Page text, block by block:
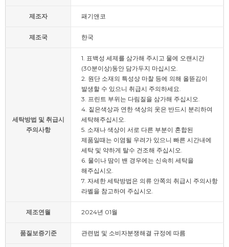
제조자 패기앤코
제조국 한국
세탁방법 및 취급시
주의사항
1. 표백성 세제를 삼가해 주시고 물에 오랜시간
(30분이상)동안 담가두지 마십시오.
2. 원단 소재의 특성상 마찰 등에 의해 올뜯김이
발생할 수 있으니 취급시 주의하세요.
3. 프린트 부위는 다림질을 삼가해 주십시오.
4. 짙은색상과 연한 색상의 옷은 반드시 분리하여
세탁해주십시오.
5. 소재나 색상이 서로 다른 부분이 혼합된
제품일때는 이염될 우려가 있으니 빠른 시간내에
세탁 및 약하게 탈수 건조해 주십시오.
6. 물이나 땀이 밴 경우에는 신속히 세탁을
해주십시오.
7. 자세한 세탁방법은 의류 안쪽의 취급시 주의사항
라벨을 참고하여 주십시오.
제조연월 2024년 01월
품질보증기준 관련법 및 소비자분쟁해결 규정에 따름